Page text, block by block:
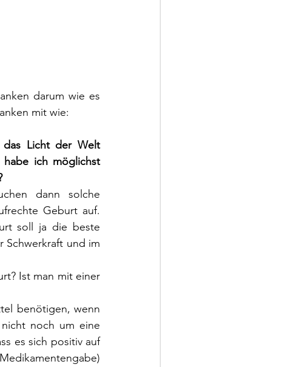
darum wie es
mit wie:
Licht der Welt
habe ich möglichst
dann solche
Geburt auf.
soll ja die beste
Schwerkraft und im
Ist man mit einer
benötigen, wenn
noch um eine
es sich positiv auf